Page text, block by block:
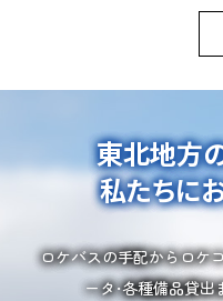
東北地方
私たちに
ロケバスの手配からロケ
ータ・各種備品貸